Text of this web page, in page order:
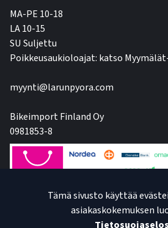
MA-PE 10-18
LA 10-15
SU Suljettu
Poikkeusaukioloajat: katso
myynti@larunpyora.com
Bikeimport Finland Oy
0981853-8
Tämä sivusto käyttää
asiakaskokemuksen